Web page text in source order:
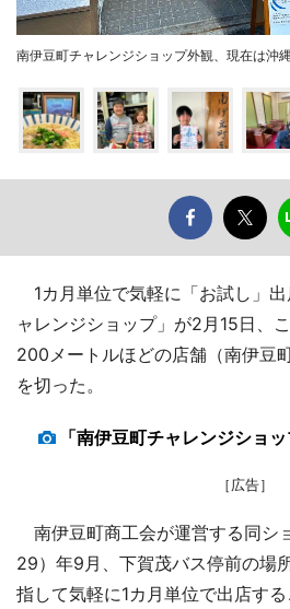
南伊豆町チャレンジショップ外観、現在は沖
1カ月単位で気軽に「お試し」
ャレンジショップ」が2月15日、
200メートルほどの店舗（南伊豆
を切った。
「南伊豆町チャレンジショ
［広告］
南伊豆町商工会が運営する同シ
29）年9月、下賀茂バス停前の場
指して気軽に1カ月単位で出店す